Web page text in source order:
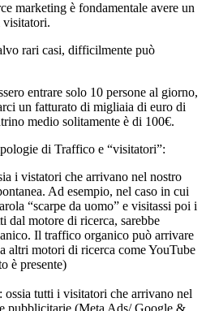
marketing è fondamentale avere un
visitatori.
rari casi, difficilmente può
entrare solo 10 persone al giorno,
un fatturato di migliaia di euro di
medio solitamente è di 100€.
di Traffico e “visitatori”:
i vistatori che arrivano nel nostro
Ad esempio, nel caso in cui
“scarpe da uomo” e visitassi poi i
dal motore di ricerca, sarebbe
Il traffico organico può arrivare
altri motori di ricerca come YouTube
è presente)
: ossia tutti i visitatori che arrivano nel